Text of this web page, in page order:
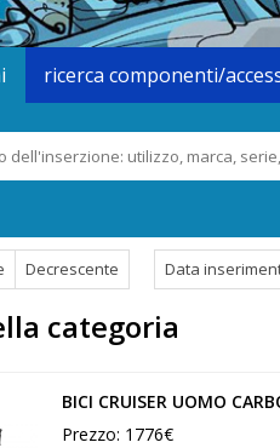
ricerca componenti/
Decrescente Data
categoria
BICI CRUISER UOMO
Prezzo: 1776€